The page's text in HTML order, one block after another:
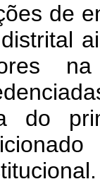
de
do